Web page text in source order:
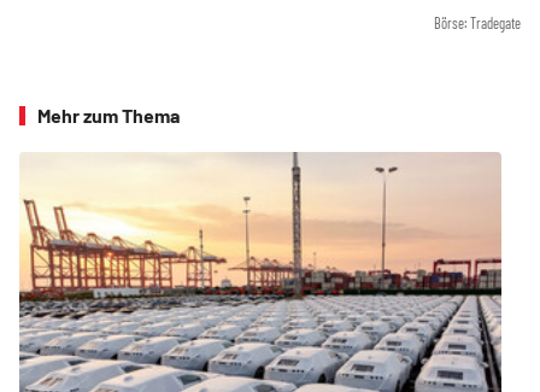
Börse: Tradegate
Mehr zum Thema